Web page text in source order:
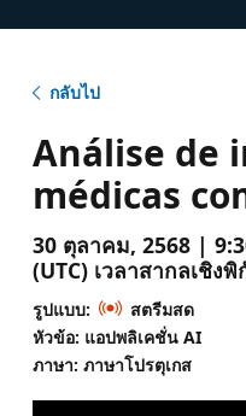
กลับไป
Análise de
médicas
30 ตุลาคม, 2568 |
(UTC) เวลาสากลเชิงพิ
รูปแบบ:
สตรีมสด
หัวข้อ: แอปพลิเคชั่น AI
ภาษา: ภาษาโปรตุเกส